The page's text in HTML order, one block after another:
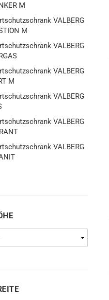
M
VALBERG
M
VALBERG
VALBERG
M
VALBERG
VALBERG
VALBERG